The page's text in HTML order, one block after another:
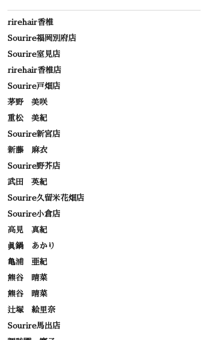
rirehair香椎
Sourire福岡別府店
Sourire室見店
rirehair香椎店
Sourire戸畑店
茅野 美咲
重松 美紀
Sourire新宮店
新藤 麻衣
Sourire野芥店
武田 英紀
Sourire久留米花畑店
Sourire小倉店
高見 真紀
眞鍋 あかり
亀浦 亜紀
熊谷 晴菜
熊谷 晴菜
辻塚 絵里奈
Sourire馬出店